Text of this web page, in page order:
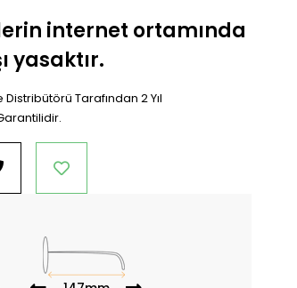
internet ortamında
yasaktır.
Tarafından 2 Yıl